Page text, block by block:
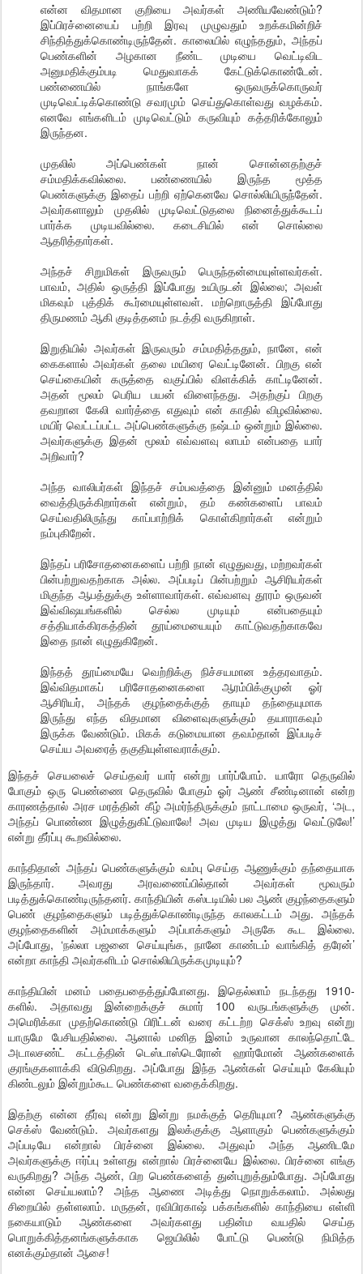
என்ன விதமான குறியை அவர்கள் அணியவேண்டும்?
இப்பிரச்னையைப் பற்றி இரவு முழுவதும் உறக்கமின்றிச்
சிந்தித்துக்கொண்டிருந்தேன். காலையில் எழுந்ததும், அந்தப்
பெண்களின் அழகான நீண்ட முடியை வெட்டிவிட
அனுமதிக்கும்படி மெதுவாகக் கேட்டுக்கொண்டேன்.
பண்ணையில் நாங்களே ஒருவருக்கொருவர்
முடிவெட்டிக்கொண்டு சவரமும் செய்துகொள்வது வழக்கம்.
எனவே எங்களிடம் முடிவெட்டும் கருவியும் கத்தரிக்கோலும்
இருந்தன.
முதலில் அப்பெண்கள் நான் சொன்னதற்குச்
சம்மதிக்கவில்லை. பண்ணையில் இருந்த மூத்த
பெண்களுக்கு இதைப் பற்றி ஏற்கெனவே சொல்லியிருந்தேன்.
அவர்களாலும் முதலில் முடிவெட்டுதலை நினைத்துக்கூடப்
பார்க்க முடியவில்லை. கடைசியில் என் சொல்லை
ஆதரித்தார்கள்.
அந்தச் சிறுமிகள் இருவரும் பெருந்தன்மையுள்ளவர்கள்.
பாவம், அதில் ஒருத்தி இப்போது உயிருடன் இல்லை; அவள்
மிகவும் புத்திக் கூர்மையுள்ளவள். மற்றொருத்தி இப்போது
திருமணம் ஆகி குடித்தனம் நடத்தி வருகிறாள்.
இறுதியில் அவர்கள் இருவரும் சம்மதித்ததும், நானே, என்
கைகளால் அவர்கள் தலை மயிரை வெட்டினேன். பிறகு என்
செய்கையின் கருத்தை வகுப்பில் விளக்கிக் காட்டினேன்.
அதன் மூலம் பெரிய பயன் விளைந்தது. அதற்குப் பிறகு
தவறான கேலி வார்த்தை எதுவும் என் காதில் விழவில்லை.
மயிர் வெட்டப்பட்ட அப்பெண்களுக்கு நஷ்டம் ஒன்றும் இல்லை.
அவர்களுக்கு இதன் மூலம் எவ்வளவு லாபம் என்பதை யார்
அறிவார்?
அந்த வாலிபர்கள் இந்தச் சம்பவத்தை இன்னும் மனத்தில்
வைத்திருக்கிறார்கள் என்றும், தம் கண்களைப் பாவம்
செய்வதிலிருந்து காப்பாற்றிக் கொள்கிறார்கள் என்றும்
நம்புகிறேன்.
இந்தப் பரிசோதனைகளைப் பற்றி நான் எழுதுவது, மற்றவர்கள்
பின்பற்றுவதற்காக அல்ல. அப்படிப் பின்பற்றும் ஆசிரியர்கள்
மிகுந்த ஆபத்துக்கு உள்ளாவார்கள். எவ்வளவு தூரம் ஒருவன்
இவ்விஷயங்களில் செல்ல முடியும் என்பதையும்
சத்தியாக்கிரகத்தின் தூய்மையையும் காட்டுவதற்காகவே
இதை நான் எழுதுகிறேன்.
இந்தத் தூய்மையே வெற்றிக்கு நிச்சயமான உத்தரவாதம்.
இவ்விதமாகப் பரிசோதனைகளை ஆரம்பிக்குமுன் ஓர்
ஆசிரியர், அந்தக் குழந்தைக்குத் தாயும் தந்தையுமாக
இருந்து எந்த விதமான விளைவுகளுக்கும் தயாராகவும்
இருக்க வேண்டும். மிகக் கடுமையான தவம்தான் இப்படிச்
செய்ய அவரைத் தகுதியுள்ளவராக்கும்.
இந்தச் செயலைச் செய்தவர் யார் என்று பார்ப்போம். யாரோ தெருவில்
போகும் ஒரு பெண்ணை தெருவில் போகும் ஓர் ஆண் சீண்டினான் என்ற
காரணத்தால் அரச மரத்தின் கீழ் அமர்ந்திருக்கும் நாட்டாமை ஒருவர், ‘அட,
அந்தப் பொண்ண இழுத்துகிட்டுவாலே! அவ முடிய இழுத்து வெட்டுலே!’
என்று தீர்ப்பு கூறவில்லை.
காந்திதான் அந்தப் பெண்களுக்கும் வம்பு செய்த ஆணுக்கும் தந்தையாக
இருந்தார். அவரது அரவணைப்பில்தான் அவர்கள் மூவரும்
படித்துக்கொண்டிருந்தனர். காந்தியின் கஸ்டடியில் பல ஆண் குழந்தைகளும்
பெண் குழந்தைகளும் படித்துக்கொண்டிருந்த காலகட்டம் அது. அந்தக்
குழந்தைகளின் அம்மாக்களும் அப்பாக்களும் அருகே கூட இல்லை.
அப்போது, ‘நல்லா பஜனை செய்யுங்க, நானே காண்டம் வாங்கித் தரேன்’
என்றா காந்தி அவர்களிடம் சொல்லியிருக்கமுடியும்?
காந்தியின் மனம் பதைபதைத்துப்போனது. இதெல்லாம் நடந்தது 1910-
களில். அதாவது இன்றைக்குச் சுமார் 100 வருடங்களுக்கு முன்.
அமெரிக்கா முதற்கொண்டு பிரிட்டன் வரை கட்டற்ற செக்ஸ் உறவு என்று
யாருமே பேசியதில்லை. ஆனால் மனித இனம் உருவான காலந்தொட்டே
அடாலசண்ட் கட்டத்தின் டெஸ்டாஸ்டெரோன் ஹார்மோன் ஆண்களைக்
குரங்குகளாக்கி விடுகிறது. அப்போது இந்த ஆண்கள் செய்யும் கேலியும்
கிண்டலும் இன்றும்கூட பெண்களை வதைக்கிறது.
இதற்கு என்ன தீர்வு என்று இன்று நமக்குத் தெரியுமா? ஆண்களுக்கு
செக்ஸ் வேண்டும். அவர்களது இலக்குக்கு ஆளாகும் பெண்களுக்கும்
அப்படியே என்றால் பிரச்னை இல்லை. அதுவும் அந்த ஆணிடமே
அவர்களுக்கு ஈர்ப்பு உள்ளது என்றால் பிரச்னையே இல்லை. பிரச்னை எங்கு
வருகிறது? அந்த ஆண், பிற பெண்களைத் துன்புறுத்தும்போது. அப்போது
என்ன செய்யலாம்? அந்த ஆணை அடித்து நொறுக்கலாம். அல்லது
சிறையில் தள்ளலாம். மருதன், ரவிபிரகாஷ் பக்கங்களில் காந்தியை எள்ளி
நகையாடும் ஆண்களை அவர்களது பதின்ம வயதில் செய்த
பொறுக்கித்தனங்களுக்காக ஜெயிலில் போட்டு பெண்டு நிமித்த
எனக்கும்தான் ஆசை!